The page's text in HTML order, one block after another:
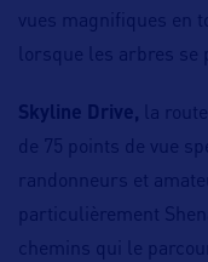
vues magnifiques en
lorsque les arbres se
Skyline Drive, la
de 75 points de vue
randonneurs et
particulièrement
chemins qui le